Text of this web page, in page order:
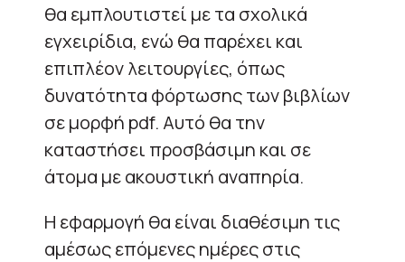
θα εμπλουτιστεί με τα σχολικά
εγχειρίδια, ενώ θα παρέχει και
επιπλέον λειτουργίες, όπως
δυνατότητα φόρτωσης των βιβλίων
σε μορφή pdf. Αυτό θα την
καταστήσει προσβάσιμη και σε
άτομα με ακουστική αναπηρία.
Η εφαρμογή θα είναι διαθέσιμη τις
αμέσως επόμενες ημέρες στις